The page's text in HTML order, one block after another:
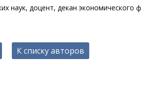
наук, доцент, декан
К списку авторов